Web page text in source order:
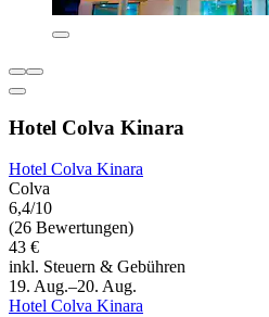
Hotel Colva Kinara
Hotel Colva Kinara
Colva
6,4/10
(26 Bewertungen)
43 €
inkl. Steuern & Gebühren
19. Aug.–20. Aug.
Hotel Colva Kinara